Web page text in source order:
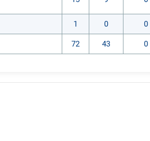
материалов, использование
обучающихся, поддерживать
1 0 0
72 43 0